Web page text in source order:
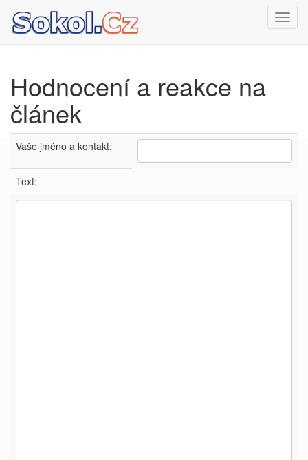
Hodnocení a reakce na
článek
Vaše jméno a kontakt:
Text: